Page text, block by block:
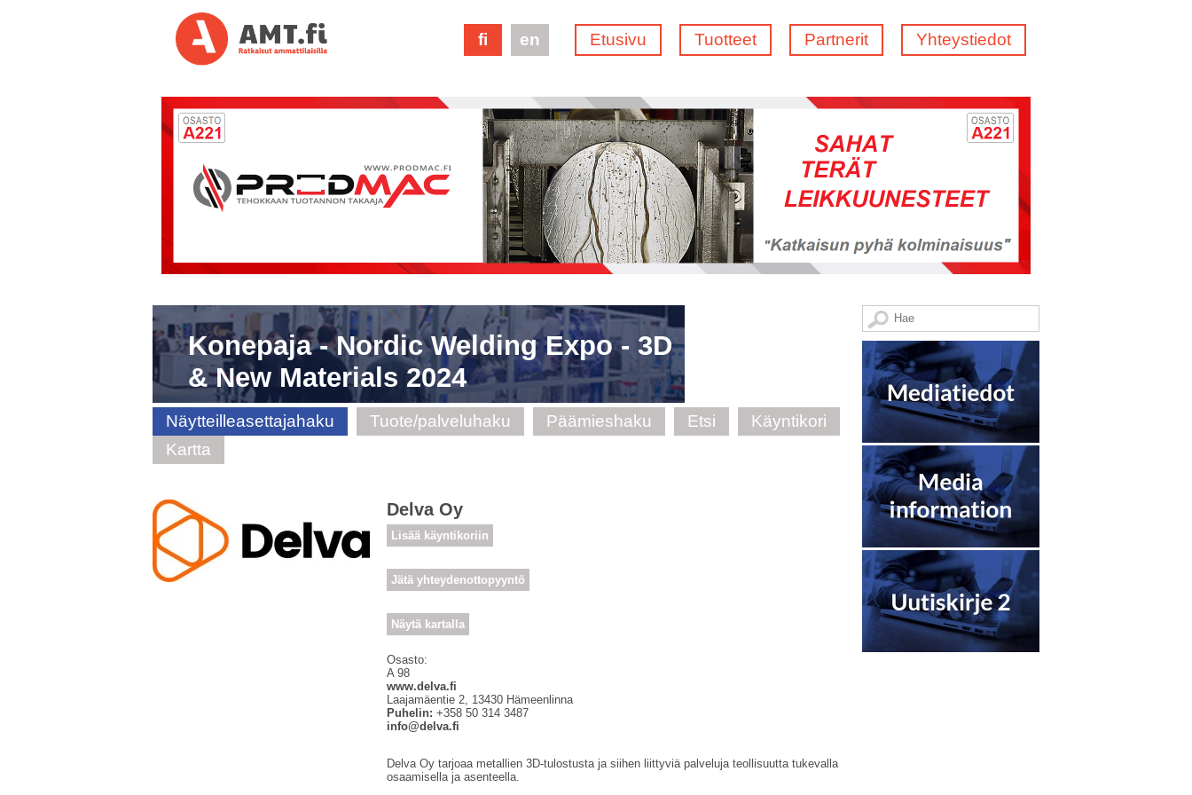
Etusivu Tuotteet Partnerit Yhteystiedot
fi en
Konepaja - Nordic Welding Expo - 3D
& New Materials 2024
Näytteilleasettajahaku Tuote/palveluhaku Päämieshaku Etsi
Käyntikori
Kartta
Delva Oy
Lisää käyntikoriin
Jätä yhteydenottopyyntö
Näytä kartalla
Osasto:
A 98
www.delva.fi
Laajamäentie 2 13430 Hämeenlinna
Puhelin: +358 50 314 3487
info@delva.fi
Delva Oy tarjoaa metallien 3D-tulostusta ja siihen liittyviä palveluja teollisuutta tukevalla
osaamisella ja asenteella.